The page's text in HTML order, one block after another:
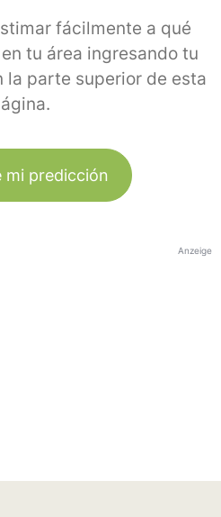
fácilmente a qué
tu área ingresando tu
la parte superior de esta
mi predicción
Anzeige